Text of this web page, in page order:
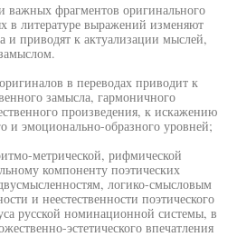
важных фрагментов оригинального
в литературе выражений изменяют
и приводят к актуализации мыслей,
в переводах приводит к
замысла, гармоничного
произведения, к искажению
и эмоционально-образного уровней;
метрической, рифмической
компоненту поэтических
логико-смысловым
и неестественности поэтического
русской номинационной системы, в
эстетического впечатления